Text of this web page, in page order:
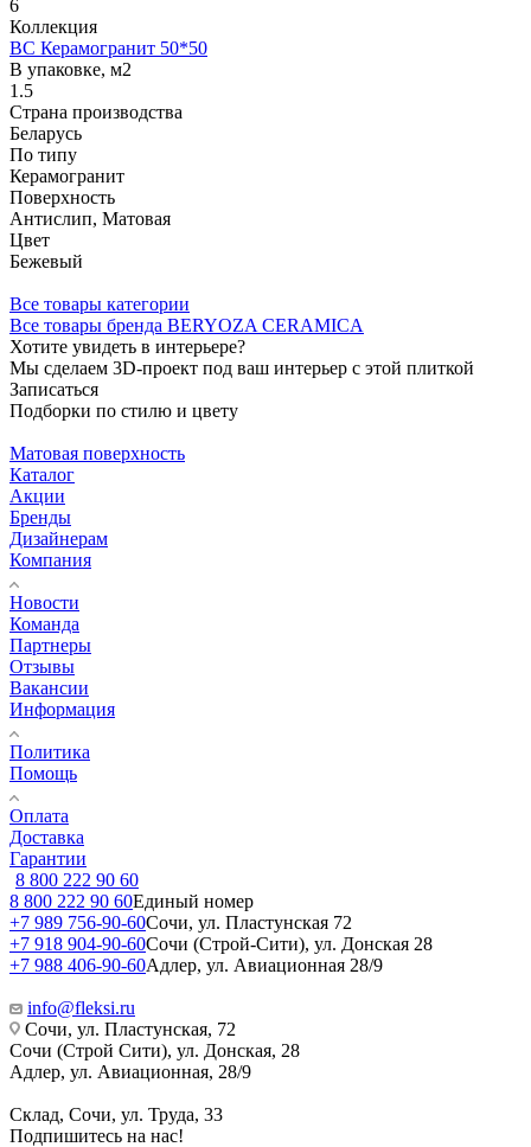
6
Коллекция
BC Керамогранит 50*50
В упаковке, м2
1.5
Страна производства
Беларусь
По типу
Керамогранит
Поверхность
Антислип, Матовая
Цвет
Бежевый
Все товары категории
Все товары бренда BERYOZA CERAMICA
Хотите увидеть в интерьере?
Мы сделаем 3D-проект под ваш интерьер с этой плиткой
Записаться
Подборки по стилю и цвету
Матовая поверхность
Каталог
Акции
Бренды
Дизайнерам
Компания
Новости
Команда
Партнеры
Отзывы
Вакансии
Информация
Политика
Помощь
Оплата
Доставка
Гарантии
8 800 222 90 60
8 800 222 90 60Единый номер
+7 989 756-90-60Сочи, ул. Пластунская 72
+7 918 904-90-60Сочи (Строй-Сити), ул. Донская 28
+7 988 406-90-60Адлер, ул. Авиационная 28/9
info@fleksi.ru
Сочи, ул. Пластунская, 72
Сочи (Строй Сити), ул. Донская, 28
Адлер, ул. Авиационная, 28/9
Склад, Сочи, ул. Труда, 33
Подпишитесь на нас!